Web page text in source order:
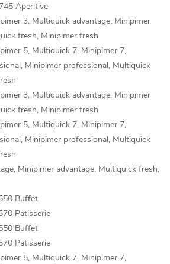
Aperitive
3, Multiquick advantage, Minipimer
fresh, Minipimer fresh
5, Multiquick 7, Minipimer 7,
Minipimer professional, Multiquick
3, Multiquick advantage, Minipimer
fresh, Minipimer fresh
5, Multiquick 7, Minipimer 7,
Minipimer professional, Multiquick
Minipimer advantage, Multiquick fresh,
Buffet
Patisserie
Buffet
Patisserie
5, Multiquick 7, Minipimer 7,